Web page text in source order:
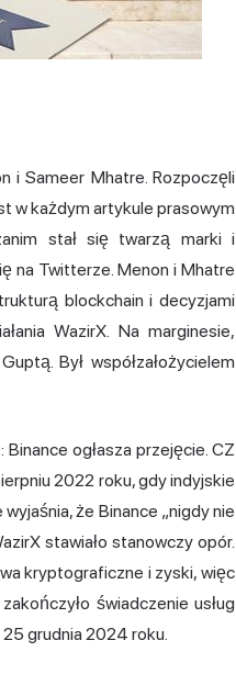
i Sameer Mhatre. Rozpoczęli
w każdym artykule prasowym
stał się twarzą marki i
na Twitterze. Menon i Mhatre
blockchain i decyzjami
WazirX. Na marginesie,
Był współzałożycielem
ogłasza przejęcie. CZ
2022 roku, gdy indyjskie
że Binance „nigdy nie
stawiało stanowczy opór.
kryptograficzne i zyski, więc
świadczenie usług
grudnia 2024 roku.